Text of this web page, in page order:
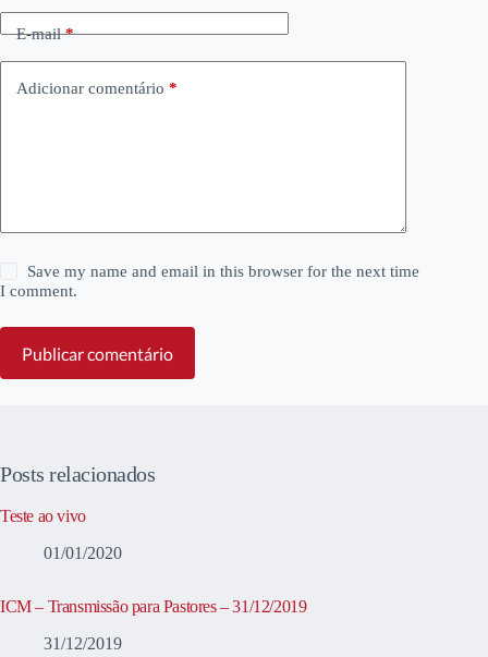
E-mail*
Adicionar comentário *
Save my name and email in this browser for the next time
I comment.
Publicar comentário
Posts relacionados
Teste ao vivo
01/01/2020
ICM – Transmissão para Pastores – 31/12/2019
31/12/2019